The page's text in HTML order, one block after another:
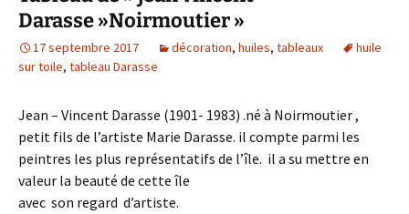
Darasse »Noirmoutier »
17 septembre 2017 décoration, huiles, tableaux
huile
sur toile, tableau Darasse
Jean – Vincent Darasse (1901- 1983) .né à Noirmoutier ,
petit fils de l’artiste Marie Darasse. il compte parmi les
peintres les plus représentatifs de l’île. il a su mettre en
valeur la beauté de cette île
avec son regard d’artiste.